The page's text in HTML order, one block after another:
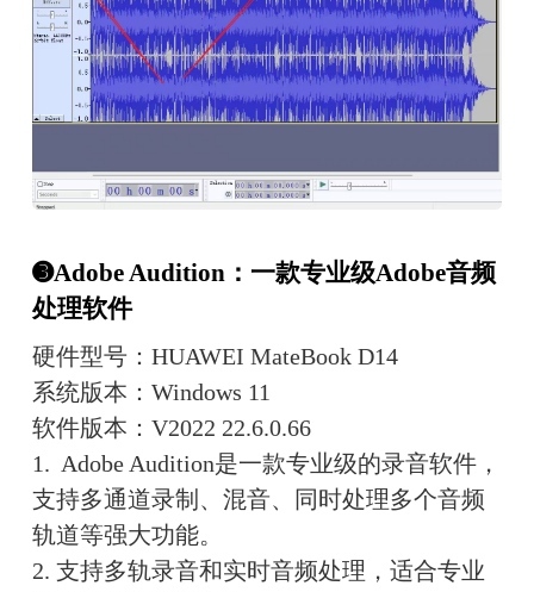
➌Adobe Audition：一款专业级Adobe音频
处理软件
硬件型号：HUAWEI MateBook D14
系统版本：Windows 11
软件版本：V2022 22.6.0.66
1.  Adobe Audition是一款专业级的录音软件，
支持多通道录制、混音、同时处理多个音频
轨道等强大功能。
2. 支持多轨录音和实时音频处理，适合专业